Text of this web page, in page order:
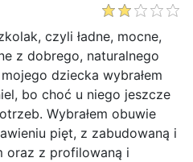
czyli ładne, mocne,
z dobrego, naturalnego
dziecka wybrałem
bo choć u niego jeszcze
Wybrałem obuwie
pięt, z zabudowaną i
oraz z profilowaną i